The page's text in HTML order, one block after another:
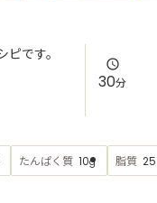
です。
30分
たんぱく質 10g 脂質